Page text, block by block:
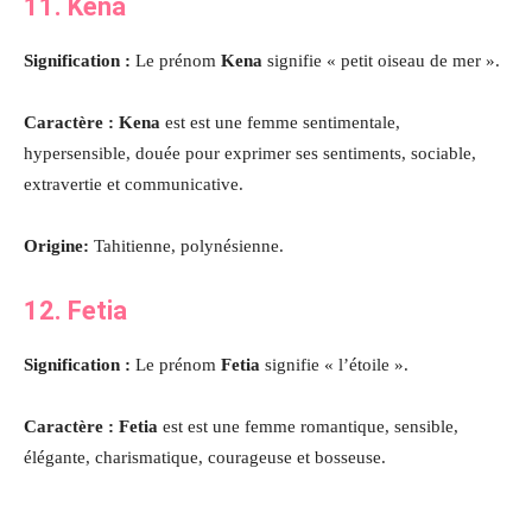
11. Kena
Signification : Le prénom Kena signifie « petit oiseau de mer ».
Caractère : Kena est est une femme sentimentale,
hypersensible, douée pour exprimer ses sentiments, sociable,
extravertie et communicative.
Origine: Tahitienne, polynésienne.
12. Fetia
Signification : Le prénom Fetia signifie « l’étoile ».
Caractère : Fetia est est une femme romantique, sensible,
élégante, charismatique, courageuse et bosseuse.